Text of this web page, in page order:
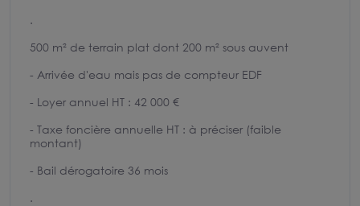
.
500 m² de terrain plat dont 200 m² sous auvent
- Arrivée d'eau mais pas de compteur EDF
- Loyer annuel HT : 42 000 €
- Taxe foncière annuelle HT : à préciser (faible
montant)
- Bail dérogatoire 36 mois
.